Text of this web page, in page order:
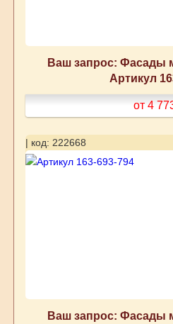
Ваш запрос: Фасады
Артикул
от 4
| код: 222668
Ваш запрос: Фасады